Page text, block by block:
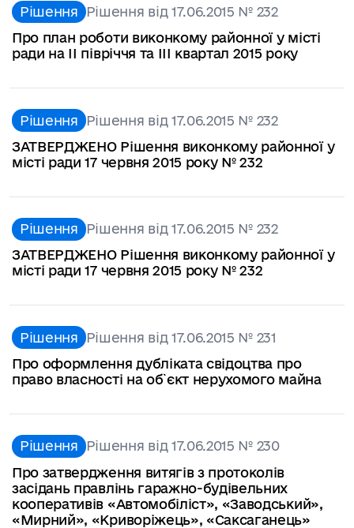
Рішення Рішення від 17.06.2015 № 232
Про план роботи виконкому районної у місті
ради на ІІ півріччя та ІІІ квартал 2015 року
Рішення Рішення від 17.06.2015 № 232
ЗАТВЕРДЖЕНО Рішення виконкому районної у
місті ради 17 червня 2015 року № 232
Рішення Рішення від 17.06.2015 № 232
ЗАТВЕРДЖЕНО Рішення виконкому районної у
місті ради 17 червня 2015 року № 232
Рішення Рішення від 17.06.2015 № 231
Про оформлення дубліката свідоцтва про
право власності на об`єкт нерухомого майна
Рішення Рішення від 17.06.2015 № 230
Про затвердження витягів з протоколів
засідань правлінь гаражно-будівельних
кооперативів «Автомобіліст», «Заводський»,
«Мирний», «Криворіжець», «Саксаганець»